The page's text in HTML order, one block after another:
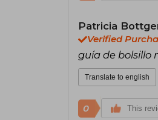
Patricia
Verified
guía de bolsillo
Translate to english
0 This